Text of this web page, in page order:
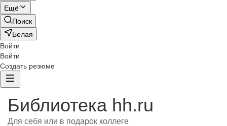
Ещё
Поиск
Белая
Войти
Войти
Создать резюме
Библиотека hh.ru
Для себя или в подарок коллеге